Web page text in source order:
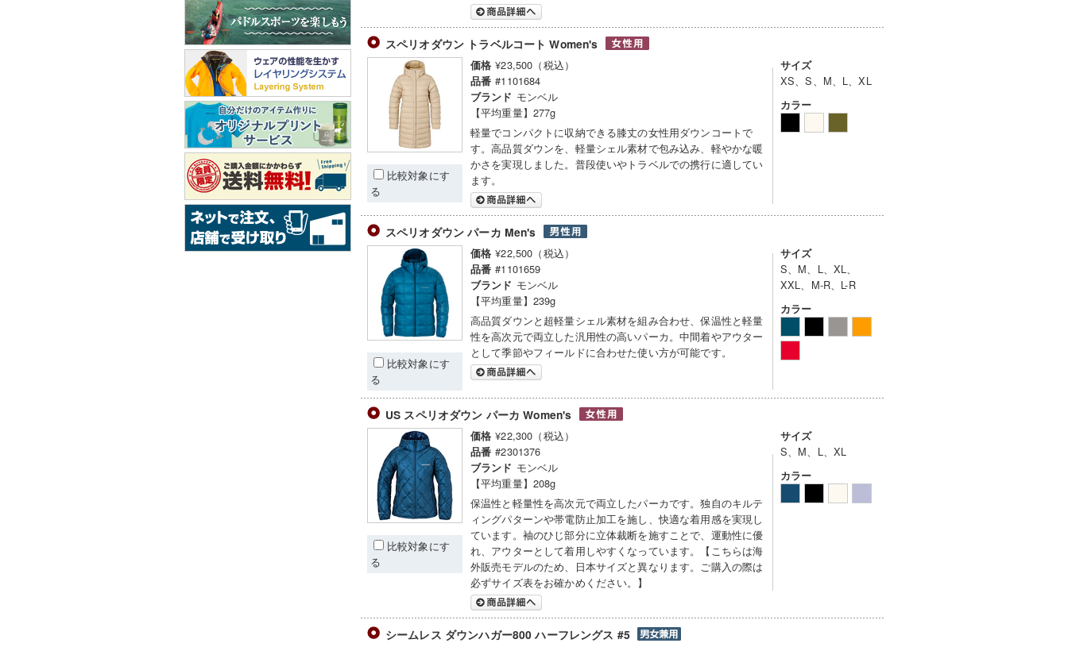
スペリオダウン トラベルコート Women's
比較対象にす
る
価格 ¥23,500（税込）
品番 #1101684
ブランド モンベル
【平均重量】277g
軽量でコンパクトに収納できる膝丈の女性用ダウンコートで
す。高品質ダウンを、軽量シェル素材で包み込み、軽やかな暖
かさを実現しました。普段使いやトラベルでの携行に適してい
ます。
サイズ
XS、S、M、L、XL
カラー
スペリオダウン パーカ Men's
比較対象にす
る
価格 ¥22,500（税込）
品番 #1101659
ブランド モンベル
【平均重量】239g
高品質ダウンと超軽量シェル素材を組み合わせ、保温性と軽量
性を高次元で両立した汎用性の高いパーカ。中間着やアウター
として季節やフィールドに合わせた使い方が可能です。
サイズ
S、M、L、XL、
XXL、M-R、L-R
カラー
US スペリオダウン パーカ Women's
比較対象にす
る
価格 ¥22,300（税込）
品番 #2301376
ブランド モンベル
【平均重量】208g
保温性と軽量性を高次元で両立したパーカです。独自のキルテ
ィングパターンや帯電防止加工を施し、快適な着用感を実現し
ています。袖のひじ部分に立体裁断を施すことで、運動性に優
れ、アウターとして着用しやすくなっています。【こちらは海
外販売モデルのため、日本サイズと異なります。ご購入の際は
必ずサイズ表をお確かめください。】
サイズ
S、M、L、XL
カラー
シームレス ダウンハガー800 ハーフレングス #5